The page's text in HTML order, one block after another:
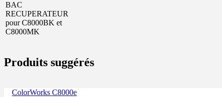
BAC
RECUPERATEUR
pour C8000BK et
C8000MK
Produits suggérés
ColorWorks C8000e